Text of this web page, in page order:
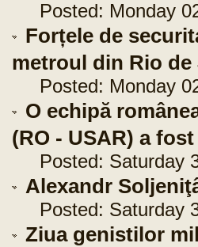
Posted: Monday
Forțele de
metroul din Rio de
Posted: Monday
O echipă
(RO - USAR) a
Posted: Saturday
Alexandr
Posted: Saturday
Ziua genistilor